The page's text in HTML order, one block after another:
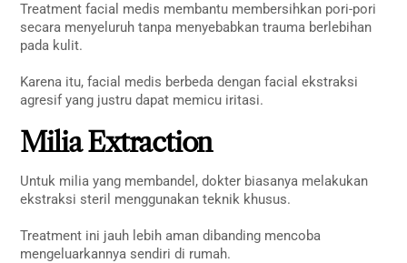
Treatment facial medis membantu membersihkan pori-pori
secara menyeluruh tanpa menyebabkan trauma berlebihan
pada kulit.
Karena itu, facial medis berbeda dengan facial ekstraksi
agresif yang justru dapat memicu iritasi.
Milia Extraction
Untuk milia yang membandel, dokter biasanya melakukan
ekstraksi steril menggunakan teknik khusus.
Treatment ini jauh lebih aman dibanding mencoba
mengeluarkannya sendiri di rumah.